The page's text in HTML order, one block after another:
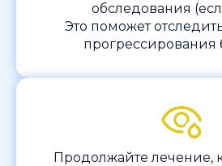
обследования
Это поможет
прогрессирования
Продолжайте лечение,